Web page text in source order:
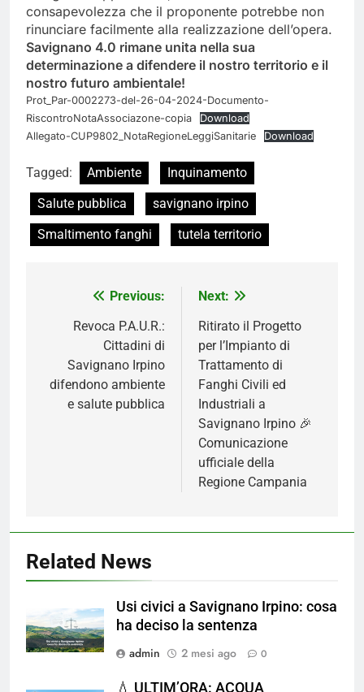
consapevolezza che il proponente potrebbe non
rinunciare facilmente alla realizzazione dell’opera.
Savignano 4.0 rimane unita nella sua
determinazione a difendere il nostro territorio e il
nostro futuro ambientale!
Prot_Par-0002273-del-26-04-2024-Documento-
RiscontroNotaAssociazone-copia
Download
Allegato-CUP9802_NotaRegioneLeggiSanitarie
Download
Tagged: Ambiente
Inquinamento
Salute pubblica
savignano irpino
Smaltimento fanghi
tutela territorio
NavigazionePrevious:
Revoca P.A.U.R.:
Cittadini di
Savignano Irpino
difendono ambiente
e salute pubblica
Next:
Ritirato il Progetto
per l’Impianto di
Trattamento di
Fanghi Civili ed
Industriali a
Savignano Irpino 🎉
Comunicazione
ufficiale della
Regione Campania
Related News
Usi civici a Savignano Irpino: cosa
ha deciso la sentenza
admin
2 mesi ago 0
💧 ULTIM’ORA: ACQUA